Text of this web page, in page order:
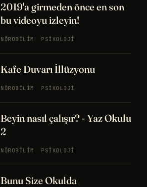
2019'a girmeden önce en son
bu videoyu izleyin!
NÖROBILIM PSIKOLOJI
Kafe Duvarı İllüzyonu
NÖROBILIM PSIKOLOJI
Beyin nasıl çalışır? - Yaz Okulu
2
NÖROBILIM PSIKOLOJI
Bunu Size Okulda